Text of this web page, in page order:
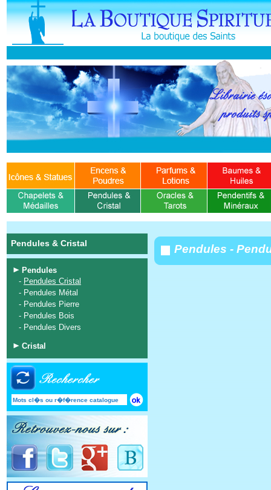
Pendules & Cristal
Pendules
- Pendules Cristal
- Pendules Métal
- Pendules Pierre
- Pendules Bois
- Pendules Divers
Cristal
Pendules -